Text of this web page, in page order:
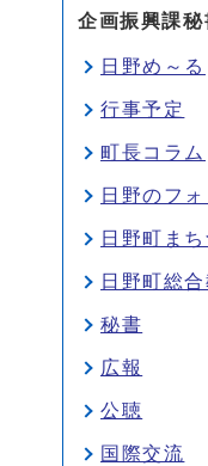
企画振興課秘
日野め～る
行事予定
町長コラム
日野のフォ
日野町ま
日野町総
秘書
広報
公聴
国際交流